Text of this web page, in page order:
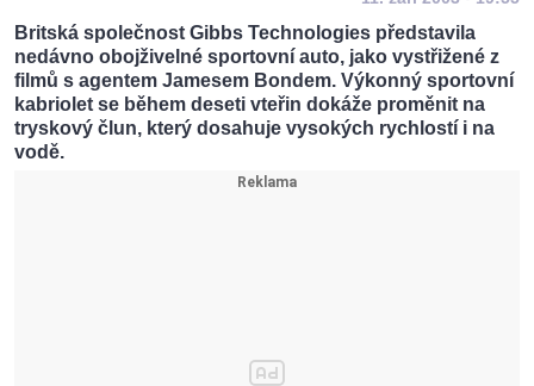
Britská společnost Gibbs Technologies představila
nedávno obojživelné sportovní auto, jako vystřižené z
filmů s agentem Jamesem Bondem. Výkonný sportovní
kabriolet se během deseti vteřin dokáže proměnit na
tryskový člun, který dosahuje vysokých rychlostí i na
vodě.